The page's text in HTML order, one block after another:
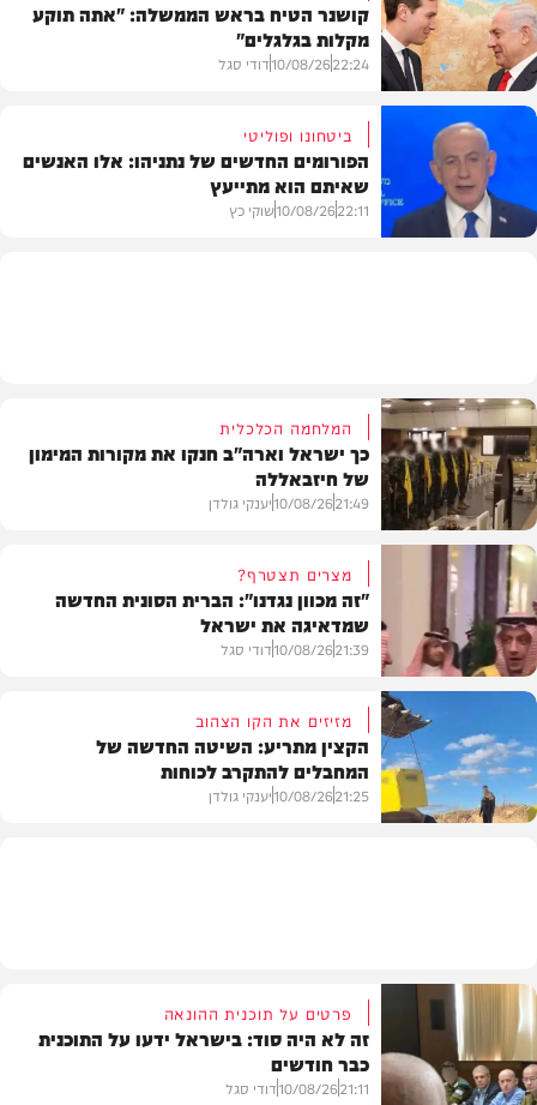
צבא וביטחון
מדיני
קושנר הטיח בראש הממשלה: "אתה תוקע
מקלות בגלגלים"
22:24
10/08/26דודי סגל
ביטחונו ופוליטי
הפורומים החדשים של נתניהו: אלו האנשים
שאיתם הוא מתייעץ
22:11
10/08/26שוקי כץ
צבא וביטחון
המלחמה הכלכלית
כך ישראל וארה"ב חנקו את מקורות המימון
של חיזבאללה
21:49
10/08/26יענקי גולדן
חדשות
מצרים תצטרף?
"זה מכוון נגדנו": הברית הסונית החדשה
שמדאיגה את ישראל
21:39
10/08/26דודי סגל
מזיזים את הקו הצהוב
הקצין מתריע: השיטה החדשה של
המחבלים להתקרב לכוחות
21:25
10/08/26יענקי גולדן
פרטים על תוכנית ההונאה
זה לא היה סוד: בישראל ידעו על התוכנית
כבר חודשים
21:11
10/08/26דודי סגל